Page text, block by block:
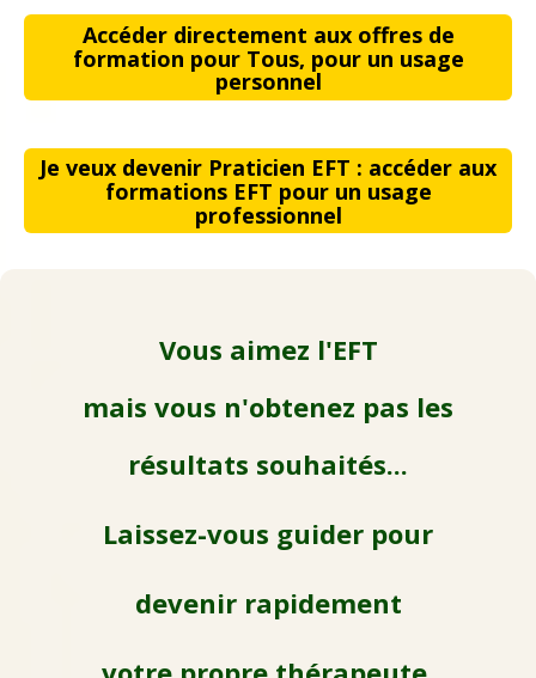
Accéder directement aux offres de
formation pour Tous, pour un usage
personnel
Je veux devenir Praticien EFT : accéder aux
formations EFT pour un usage
professionnel
Vous aimez l'EFT
mais vous n'obtenez pas les
résultats souhaités...
Laissez-vous guider pour
devenir rapidement